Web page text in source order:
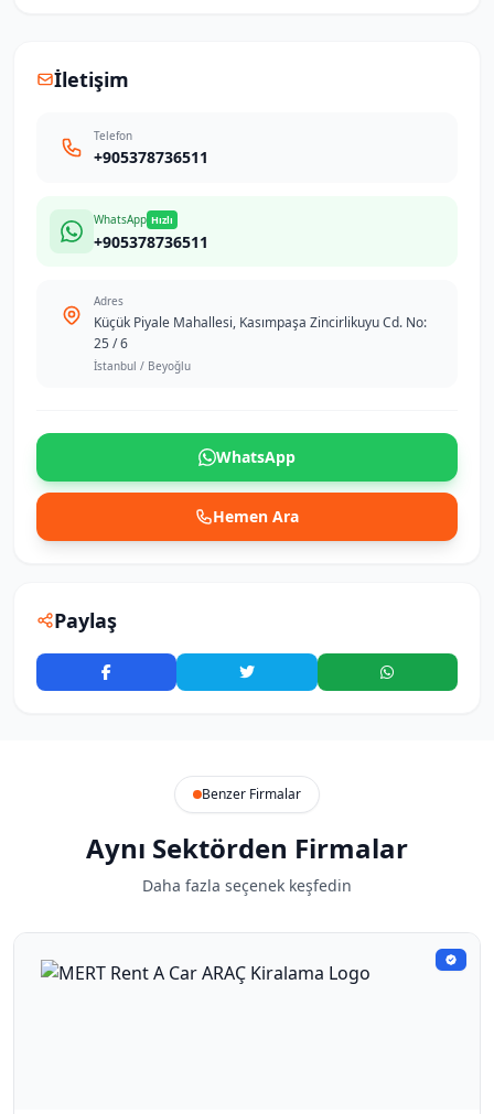
İletişim
Telefon
+905378736511
WhatsApp Hızlı
+905378736511
Adres
Küçük Piyale Mahallesi, Kasımpaşa Zincirlikuyu Cd. No:
25 / 6
İstanbul / Beyoğlu
WhatsApp
Hemen Ara
Paylaş
Benzer Firmalar
Aynı Sektörden Firmalar
Daha fazla seçenek keşfedin